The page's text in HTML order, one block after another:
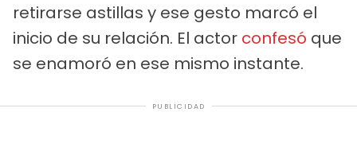
retirarse astillas y ese gesto marcó el
inicio de su relación. El actor confesó que
se enamoró en ese mismo instante.
PUBLICIDAD